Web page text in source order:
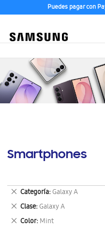
Puedes pagar con
Smartphones
Categoría Galaxy A
Eliminar
este
artículo
Clase Galaxy A
Eliminar
este
Color Mint
Eliminar